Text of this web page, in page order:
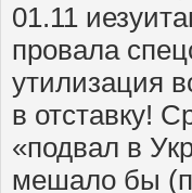
01.11
провала
утилизация
в отставку!
«подвал в
мешало бы